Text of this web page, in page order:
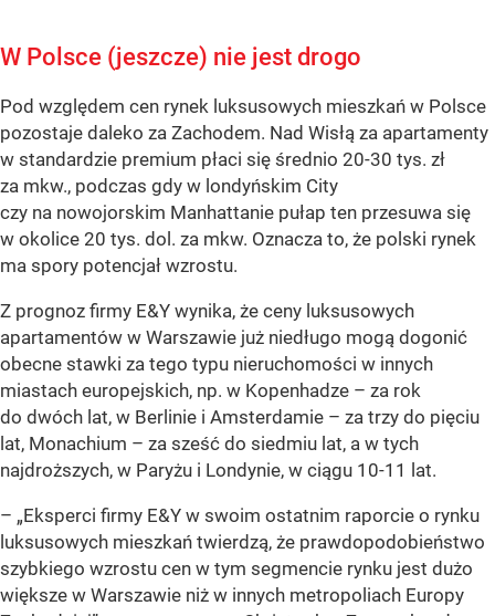
W Polsce (jeszcze) nie jest drogo
Pod względem cen rynek luksusowych mieszkań w Polsce
pozostaje daleko za Zachodem. Nad Wisłą za apartamenty
w standardzie premium płaci się średnio 20-30 tys. zł
za mkw., podczas gdy w londyńskim City
czy na nowojorskim Manhattanie pułap ten przesuwa się
w okolice 20 tys. dol. za mkw. Oznacza to, że polski rynek
ma spory potencjał wzrostu.
Z prognoz firmy E&Y wynika, że ceny luksusowych
apartamentów w Warszawie już niedługo mogą dogonić
obecne stawki za tego typu nieruchomości w innych
miastach europejskich, np. w Kopenhadze – za rok
do dwóch lat, w Berlinie i Amsterdamie – za trzy do pięciu
lat, Monachium – za sześć do siedmiu lat, a w tych
najdroższych, w Paryżu i Londynie, w ciągu 10-11 lat.
– „Eksperci firmy E&Y w swoim ostatnim raporcie o rynku
luksusowych mieszkań twierdzą, że prawdopodobieństwo
szybkiego wzrostu cen w tym segmencie rynku jest dużo
większe w Warszawie niż w innych metropoliach Europy